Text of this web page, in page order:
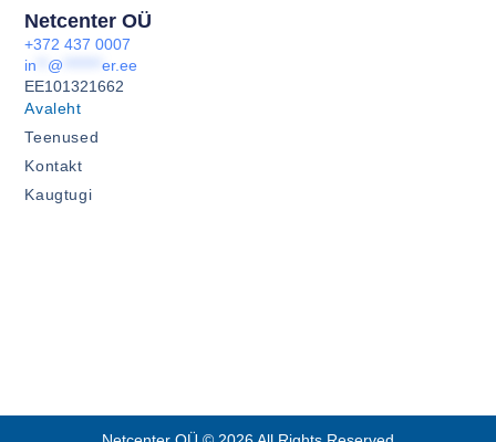
Netcenter OÜ
+372 437 0007
in
@ *******er.ee
EE101321662
Avaleht
Teenused
Kontakt
Kaugtugi